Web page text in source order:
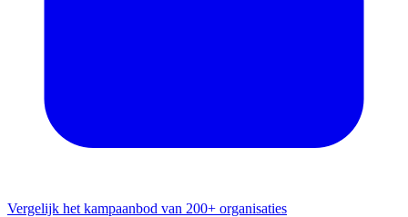
Vergelijk het kampaanbod van 200+ organisaties